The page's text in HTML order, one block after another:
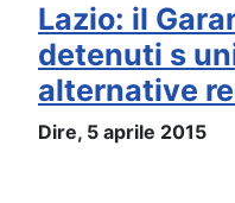
Lazio: il
detenuti s
alternative
Dire, 5 aprile 2015